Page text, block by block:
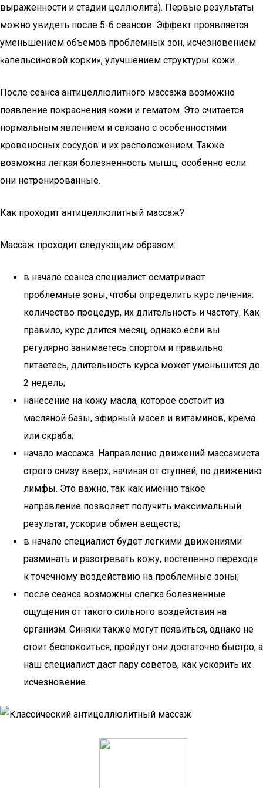
выраженности и стадии целлюлита). Первые результаты
можно увидеть после 5-6 сеансов. Эффект проявляется
уменьшением объемов проблемных зон, исчезновением
«апельсиновой корки», улучшением структуры кожи.
После сеанса антицеллюлитного массажа возможно
появление покраснения кожи и гематом. Это считается
нормальным явлением и связано с особенностями
кровеносных сосудов и их расположением. Также
возможна легкая болезненность мышц, особенно если
они нетренированные.
Как проходит антицеллюлитный массаж?
Массаж проходит следующим образом:
в начале сеанса специалист осматривает
проблемные зоны, чтобы определить курс лечения:
количество процедур, их длительность и частоту. Как
правило, курс длится месяц, однако если вы
регулярно занимаетесь спортом и правильно
питаетесь, длительность курса может уменьшится до
2 недель;
нанесение на кожу масла, которое состоит из
масляной базы, эфирный масел и витаминов, крема
или скраба;
начало массажа. Направление движений массажиста
строго снизу вверх, начиная от ступней, по движению
лимфы. Это важно, так как именно такое
направление позволяет получить максимальный
результат, ускорив обмен веществ;
в начале специалист будет легкими движениями
разминать и разогревать кожу, постепенно переходя
к точечному воздействию на проблемные зоны;
после сеанса возможны слегка болезненные
ощущения от такого сильного воздействия на
организм. Синяки также могут появиться, однако не
стоит беспокоиться, пройдут они достаточно быстро, а
наш специалист даст пару советов, как ускорить их
исчезновение.